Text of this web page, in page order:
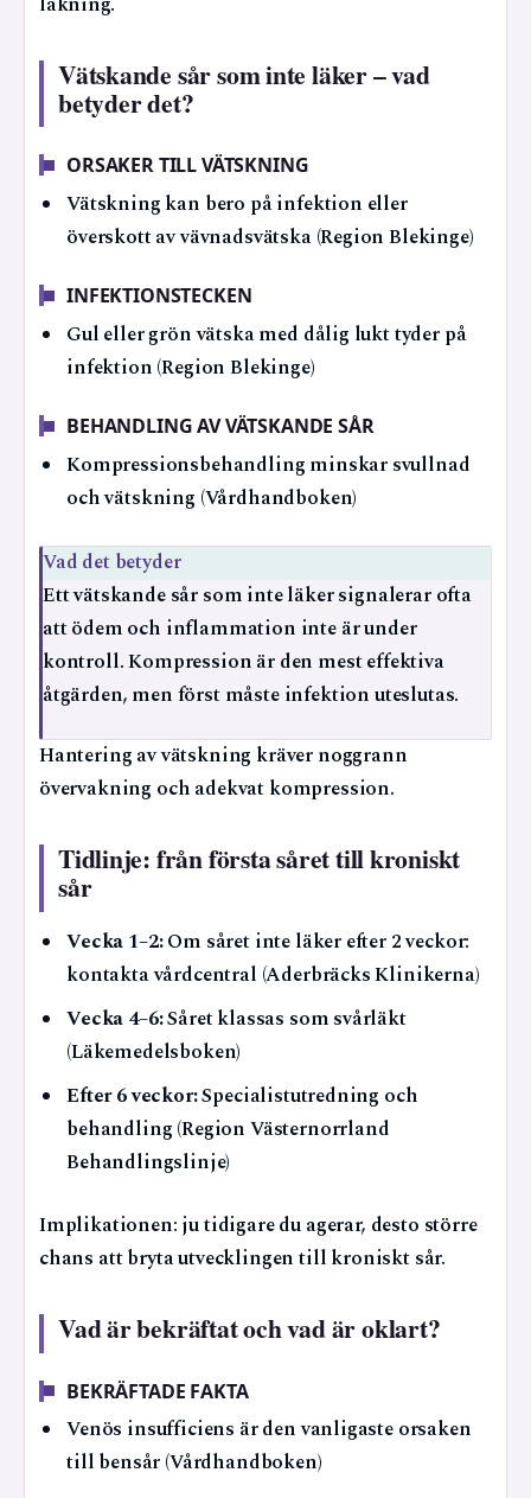
Vätskande sår som inte läker – vad
betyder det?
ORSAKER TILL VÄTSKNING
Vätskning kan bero på infektion eller
överskott av vävnadsvätska (Region Blekinge)
INFEKTIONSTECKEN
Gul eller grön vätska med dålig lukt tyder på
infektion (Region Blekinge)
BEHANDLING AV VÄTSKANDE SÅR
Kompressionsbehandling minskar svullnad
och vätskning (Vårdhandboken)
Vad det betyder
Ett vätskande sår som inte läker signalerar ofta
att ödem och inflammation inte är under
kontroll. Kompression är den mest effektiva
åtgärden, men först måste infektion uteslutas.
Hantering av vätskning kräver noggrann
övervakning och adekvat kompression.
Tidlinje: från första såret till kroniskt
sår
Vecka 1–2:Om såret inte läker efter 2 veckor:
kontakta vårdcentral (Aderbräcks Klinikerna)
Vecka 4–6:Såret klassas som svårläkt
(Läkemedelsboken)
Efter 6 veckor:Specialistutredning och
behandling (Region Västernorrland
Behandlingslinje)
Implikationen: ju tidigare du agerar, desto större
chans att bryta utvecklingen till kroniskt sår.
Vad är bekräftat och vad är oklart?
BEKRÄFTADE FAKTA
Venös insufficiens är den vanligaste orsaken
till bensår (Vårdhandboken)